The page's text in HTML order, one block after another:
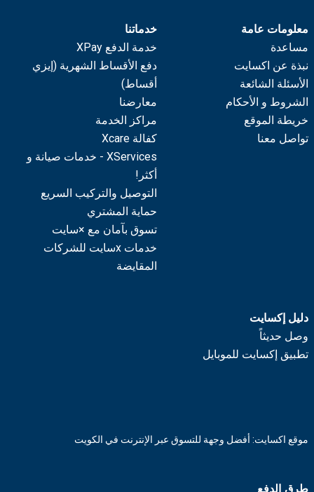
معلومات عامة
مساعدة
نبذة عن اكسايت
الأسئلة الشائعة
الشروط و الأحكام
خريطة الموقع
تواصل معنا
خدماتنا
خدمة الدفع XPay
دفع الأقساط الشهرية (إيزي
أقساط)
معارضنا
مراكز الخدمة
كفالة Xcare
XServices - خدمات صيانة و
أكثر!
التوصيل والتركيب السريع
حماية المشتري
تسوق بآمان مع ×سايت
خدمات xسايت للشركات
المقايضة
دليل إكسايت
وصل حديثاً
تطبيق إكسايت للموبايل
موقع اكسايت: أفضل وجهة للتسوق عبر الإنترنت في الكويت
طرق الدفع